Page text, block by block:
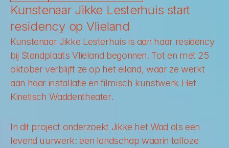
Kunstenaar Jikke Lesterhuis start
residency op Vlieland
Kunstenaar Jikke Lesterhuis is aan haar residency
bij Standplaats Vlieland begonnen. Tot en met 25
oktober verblijft ze op het eiland, waar ze werkt
aan haar installatie en filmisch kunstwerk Het
Kinetisch Waddentheater.
In dit project onderzoekt Jikke het Wad als een
levend uurwerk: een landschap waarin talloze